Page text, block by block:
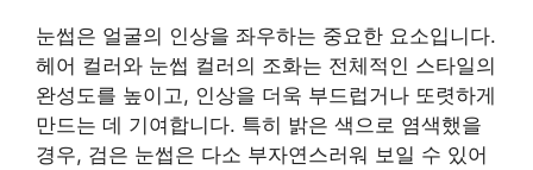
눈썹은 얼굴의 인상을 좌우하는 중요한 요소입니다.
헤어 컬러와 눈썹 컬러의 조화는 전체적인 스타일의
완성도를 높이고, 인상을 더욱 부드럽거나 또렷하게
만드는 데 기여합니다. 특히 밝은 색으로 염색했을
경우, 검은 눈썹은 다소 부자연스러워 보일 수 있어